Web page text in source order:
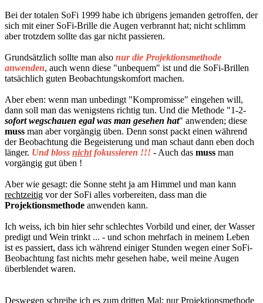
Bei der totalen SoFi 1999 habe ich übrigens jemanden getroffen, der
sich mit einer SoFi-Brille die Augen verbrannt hat; nicht schlimm
aber trotzdem sollte das gar nicht passieren.
Grundsätzlich sollte man also nur die Projektionsmethode
anwenden, auch wenn diese "unbequem" ist und die SoFi-Brillen
tatsächlich guten Beobachtungskomfort machen.
Aber eben: wenn man unbedingt "Kompromisse" eingehen will,
dann soll man das wenigstens richtig tun. Und die Methode "1-2-
sofort wegschauen egal was man gesehen hat" anwenden; diese
muss man aber vorgängig üben. Denn sonst packt einen während
der Beobachtung die Begeisterung und man schaut dann eben doch
länger. Und bloss nichtfokussieren !!! - Auch das muss man
vorgängig gut üben !
Aber wie gesagt: die Sonne steht ja am Himmel und man kann
rechtzeitig vor der SoFi alles vorbereiten, dass man die
Projektionsmethode anwenden kann.
Ich weiss, ich bin hier sehr schlechtes Vorbild und einer, der Wasser
predigt und Wein trinkt ... - und schon mehrfach in meinem Leben
ist es passiert, dass ich während einiger Stunden wegen einer SoFi-
Beobachtung fast nichts mehr gesehen habe, weil meine Augen
überblendet waren.
Deswegen schreibe ich es zum dritten Mal: nur Projektionsmethode